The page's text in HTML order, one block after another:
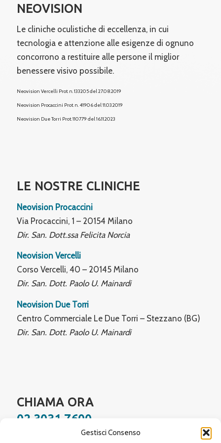
Gestisci Consenso
NEOVISION
Le cliniche oculistiche di eccellenza, in cui
tecnologia e attenzione alle esigenze di ognuno
concorrono a restituire alle persone il miglior
benessere visivo possibile.
Neovision Vercelli Prot. n. 133205 del 27.08.2019
Neovision Procaccini Prot. n. 41906 del 11.03.2019
Neovision Due Torri Prot. 110779 del 16.11.2023
LE NOSTRE CLINICHE
Neovision Procaccini
Via Procaccini, 1 – 20154 Milano
Dir. San. Dott.ssa Felicita Norcia
Neovision Vercelli
Corso Vercelli, 40 – 20145 Milano
Dir. San. Dott. Paolo U. Mainardi
Neovision Due Torri
Centro Commerciale Le Due Torri – Stezzano (BG)
Dir. San. Dott. Paolo U. Mainardi
CHIAMA ORA
02 3031 7600